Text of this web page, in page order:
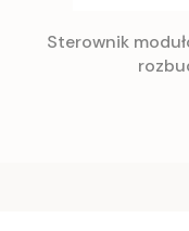
Sterownik